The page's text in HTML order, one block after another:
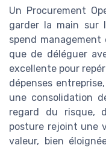
Un Procurement
garder la main sur
spend management
que de déléguer
excellente pour
dépenses
une consolidation
regard du risque,
posture rejoint une
valeur, bien